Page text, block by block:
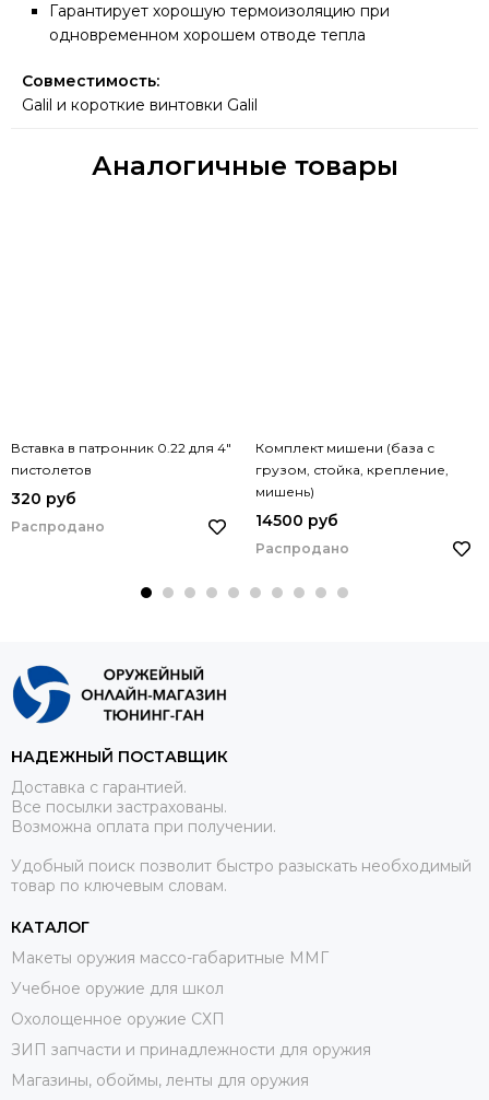
Гарантирует хорошую термоизоляцию при
одновременном хорошем отводе тепла
Совместимость:
Galil и короткие винтовки Galil
Аналогичные товары
Вставка в патронник 0.22 для 4"
пистолетов
320 руб
Распродано
Комплект мишени (база с
грузом, стойка, крепление,
мишень)
14500 руб
Распродано
НАДЕЖНЫЙ ПОСТАВЩИК
Доставка с гарантией.
Все посылки застрахованы.
Возможна оплата при получении.
Удобный поиск позволит быстро разыскать необходимый
товар по ключевым словам.
КАТАЛОГ
Макеты оружия массо-габаритные ММГ
Учебное оружие для школ
Охолощенное оружие СХП
ЗИП запчасти и принадлежности для оружия
Магазины, обоймы, ленты для оружия